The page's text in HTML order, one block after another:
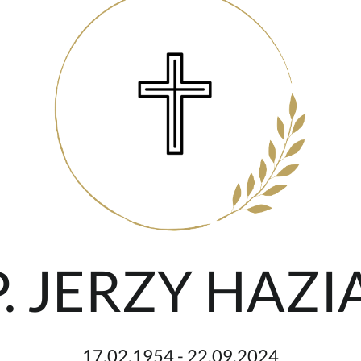
JERZY
17.02.1954 - 22.09.2024